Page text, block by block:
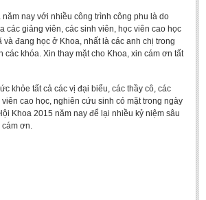
nay với nhiều công trình công phu là do
các giảng viên, các sinh viên, học viên cao học
đang học ở Khoa, nhất là các anh chị trong
các khóa. Xin thay mặt cho Khoa, xin cám ơn tất
tất cả các vị đại biểu, các thầy cô, các
cao học, nghiên cứu sinh có mặt trong ngày
Khoa 2015 năm nay để lại nhiều kỷ niệm sâu
cám ơn.